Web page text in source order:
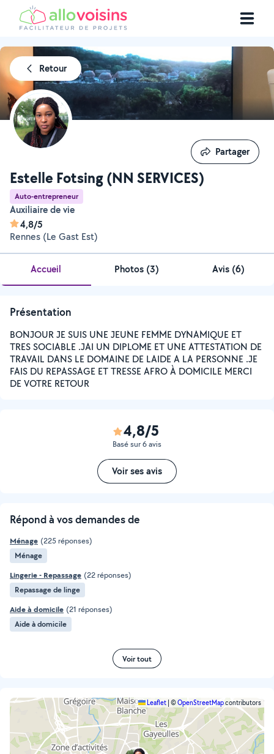
Retour
Estelle Fotsing (NN SERVICES)
Auto-entrepreneur
Auxiliaire de vie
4,8/5
Rennes (Le Gast Est)
Partager
Partager
Accueil Photos (3) Avis (6)
Présentation
BONJOUR JE SUIS UNE JEUNE FEMME DYNAMIQUE ET
TRES SOCIABLE .JAI UN DIPLOME ET UNE ATTESTATION DE
TRAVAIL DANS LE DOMAINE DE LAIDE A LA PERSONNE .JE
FAIS DU REPASSAGE ET TRESSE AFRO À DOMICILE MERCI
DE VOTRE RETOUR
4,8/5
Basé sur 6 avis
Voir ses avis
Répond à vos demandes de
Ménage (225 réponses)
Ménage
Lingerie - Repassage (22 réponses)
Repassage de linge
Aide à domicile (21 réponses)
Aide à domicile
Voir tout
Leaflet ©OpenStreetMapcontributors